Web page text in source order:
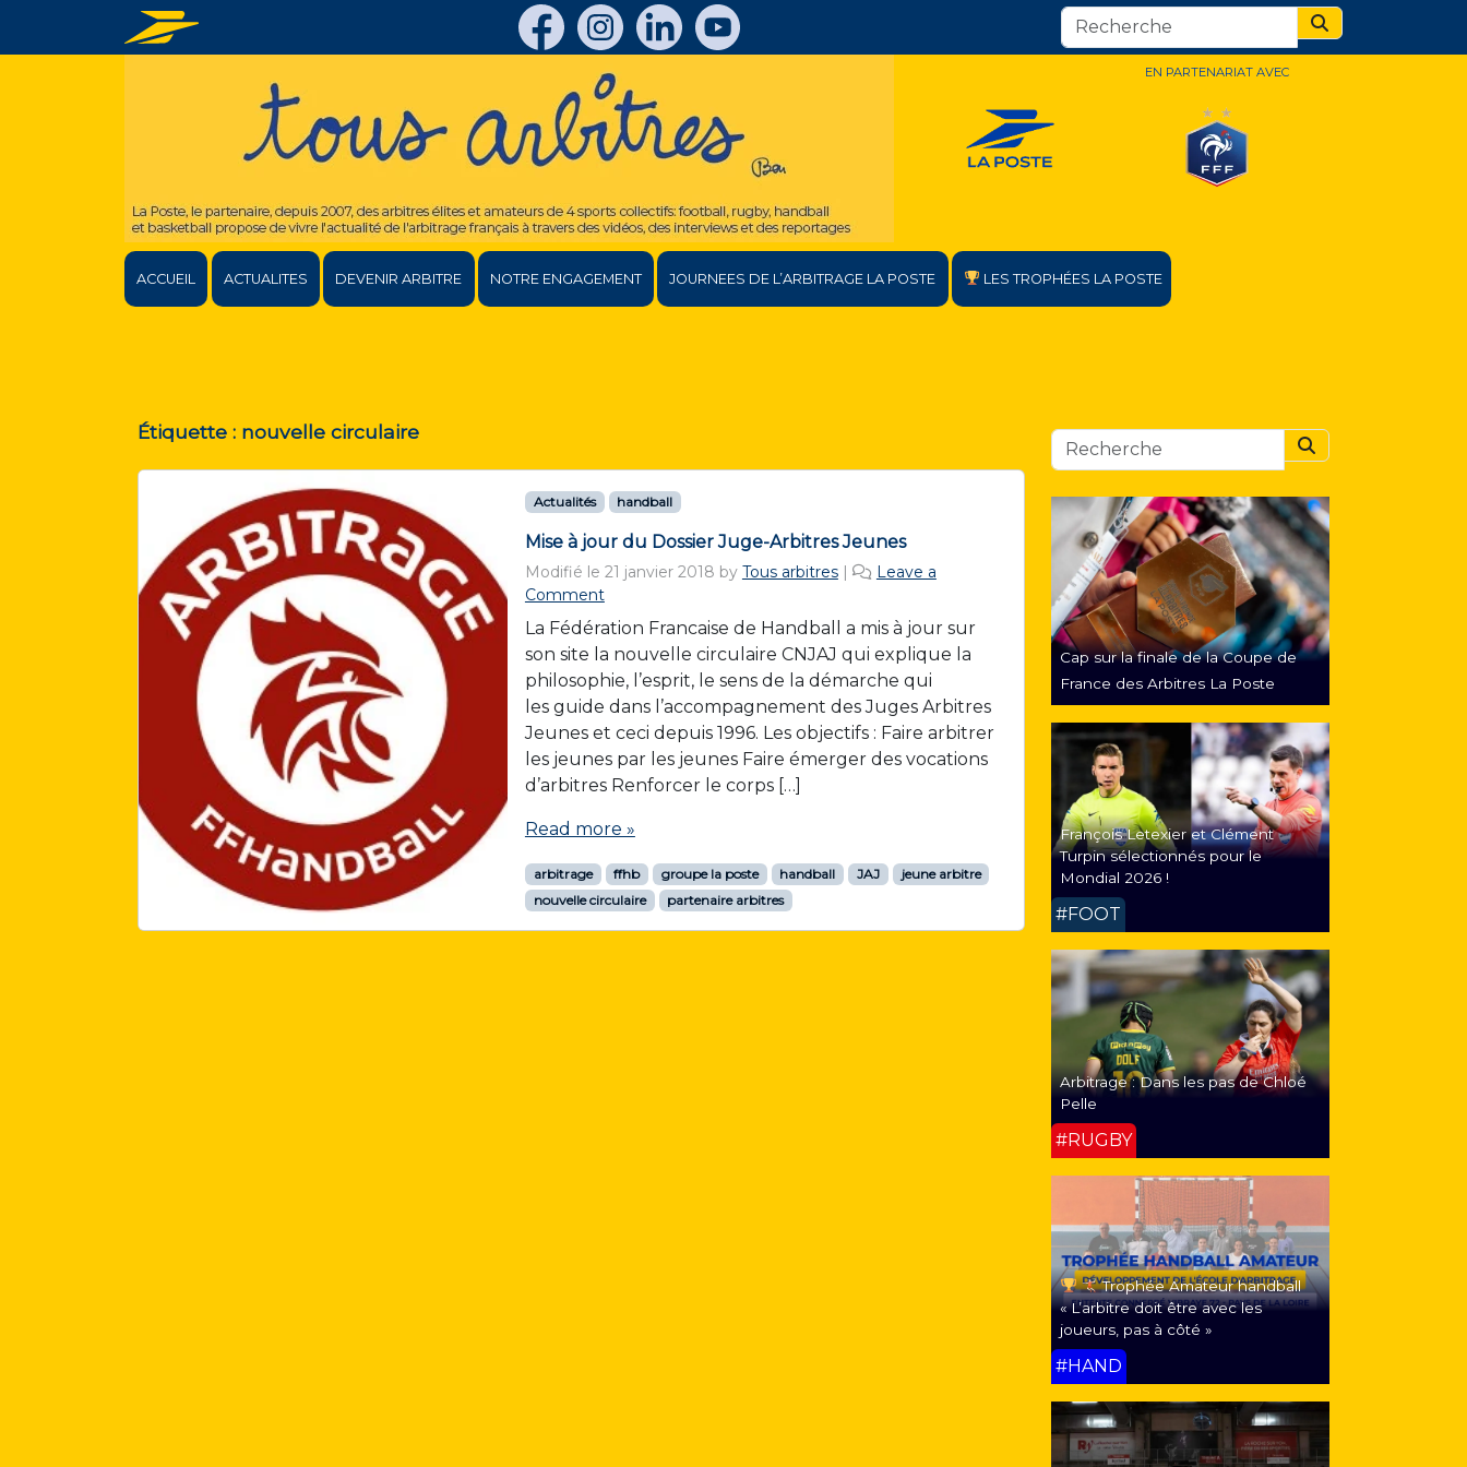
Search
EN PARTENARIAT AVEC
ACCUEIL ACTUALITES DEVENIR ARBITRE NOTRE ENGAGEMENT JOURNEES DE L’ARBITRAGE LA POSTE LES TROPHÉES LA POSTE
Étiquette : nouvelle circulaire
Actualités handball
Mise à jour du Dossier Juge-Arbitres Jeunes
Modifié le 21 janvier 2018 by Tous arbitres |
Leave a
Comment
La Fédération Francaise de Handball a mis à jour sur
son site la nouvelle circulaire CNJAJ qui explique la
philosophie, l’esprit, le sens de la démarche qui
les guide dans l’accompagnement des Juges Arbitres
Jeunes et ceci depuis 1996. Les objectifs : Faire arbitrer
les jeunes par les jeunes Faire émerger des vocations
d’arbitres Renforcer le corps […]
Read more »
arbitrage ffhb groupe la poste handball JAJ
jeune arbitre
nouvelle circulaire
partenaire arbitres
Search
Cap sur la finale de la Coupe de
France des Arbitres La Poste
François Letexier et Clément
Turpin sélectionnés pour le
Mondial 2026 !
#FOOT
Arbitrage : Dans les pas de Chloé
Pelle
#RUGBY
Trophée Amateur handball
« L’arbitre doit être avec les
joueurs, pas à côté »
#HAND